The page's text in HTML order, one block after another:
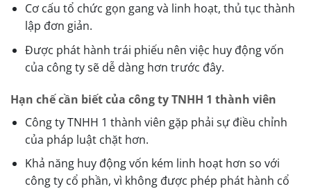
Cơ cấu tổ chức gọn gang và linh hoạt, thủ tục thành
lập đơn giản.
Được phát hành trái phiếu nên việc huy động vốn
của công ty sẽ dễ dàng hơn trước đây.
Hạn chế cần biết của công ty TNHH 1 thành viên
Công ty TNHH 1 thành viên gặp phải sự điều chỉnh
của pháp luật chặt hơn.
Khả năng huy động vốn kém linh hoạt hơn so với
công ty cổ phần, vì không được phép phát hành cổ